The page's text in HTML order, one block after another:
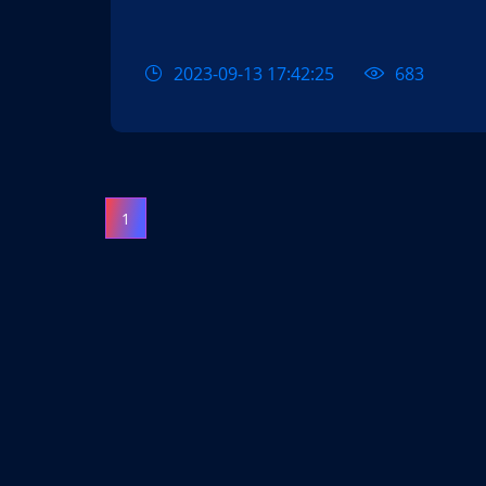
2023-09-13 17:42:25 683
1